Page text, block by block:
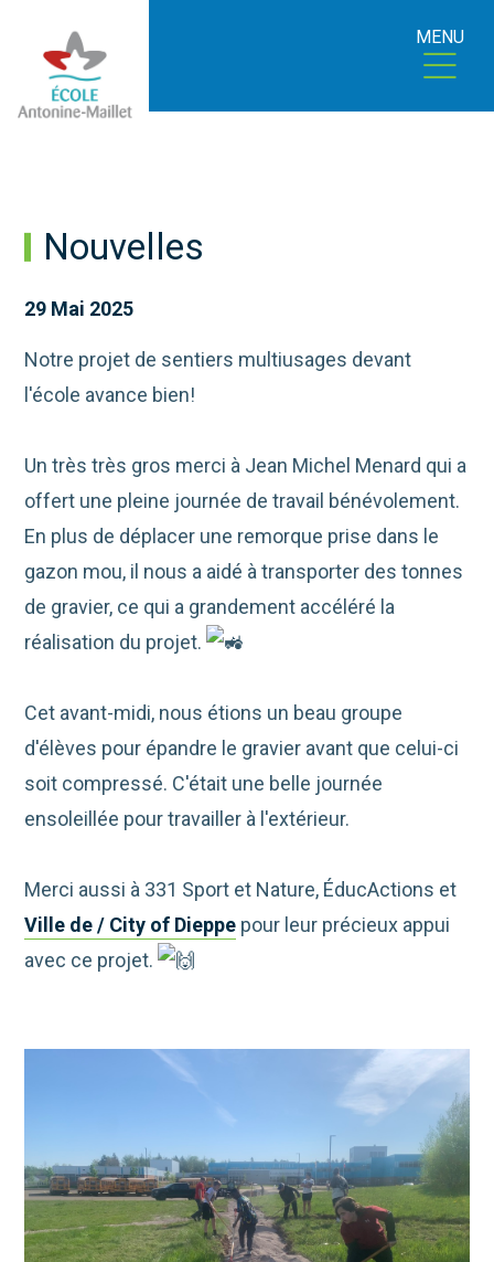
MENU
Nouvelles
29 Mai 2025
Notre projet de sentiers multiusages devant
l'école avance bien!
Un très très gros merci à Jean Michel Menard qui a
offert une pleine journée de travail bénévolement.
En plus de déplacer une remorque prise dans le
gazon mou, il nous a aidé à transporter des tonnes
de gravier, ce qui a grandement accéléré la
réalisation du projet.
Cet avant-midi, nous étions un beau groupe
d'élèves pour épandre le gravier avant que celui-ci
soit compressé. C'était une belle journée
ensoleillée pour travailler à l'extérieur.
Merci aussi à 331 Sport et Nature, ÉducActions et
Ville de / City of Dieppe pour leur précieux appui
avec ce projet.